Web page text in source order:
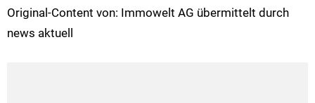
Original-Content von: Immowelt AG übermittelt durch
news aktuell